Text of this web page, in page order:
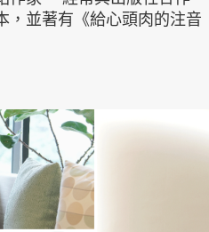
，並著有《給心頭肉的注音